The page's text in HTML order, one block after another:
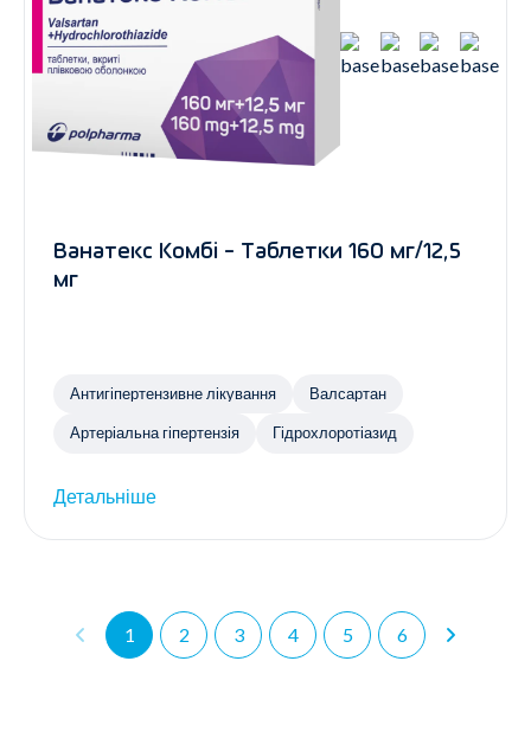
Ванатекс Комбі - Таблетки 160 мг/12,5
мг
Антигіпертензивне лікування Валсартан
Артеріальна гіпертензія Гідрохлоротіазид
Детальніше
1 2 3 4 5 6